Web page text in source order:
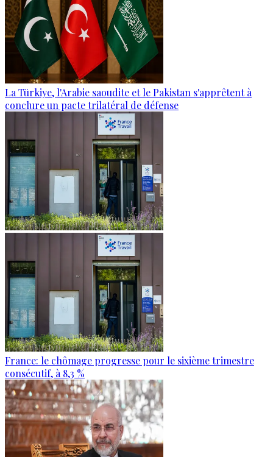
La Türkiye, l'Arabie saoudite et le Pakistan s'apprêtent à
conclure un pacte trilatéral de défense
France: le chômage progresse pour le sixième trimestre
consécutif, à 8,3 %